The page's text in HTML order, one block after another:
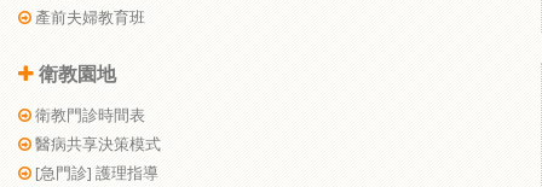
產前夫婦教育班
衛教園地
衛教門診時間表
醫病共享決策模式
[急門診] 護理指導